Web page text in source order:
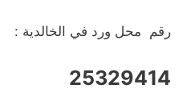
رقم محل ورد في الخالدية :
25329414